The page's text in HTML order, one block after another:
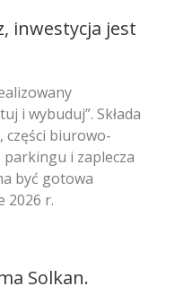
inwestycja jest
i wybuduj”. Składa
części biurowo-
i zaplecza
być gotowa
2026 r.
Solkan.